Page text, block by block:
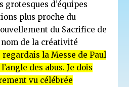
grotesques d’équipes
plus proche du
du Sacrifice de
de la créativité
la Messe de Paul
des abus. Je dois
vu célébrée